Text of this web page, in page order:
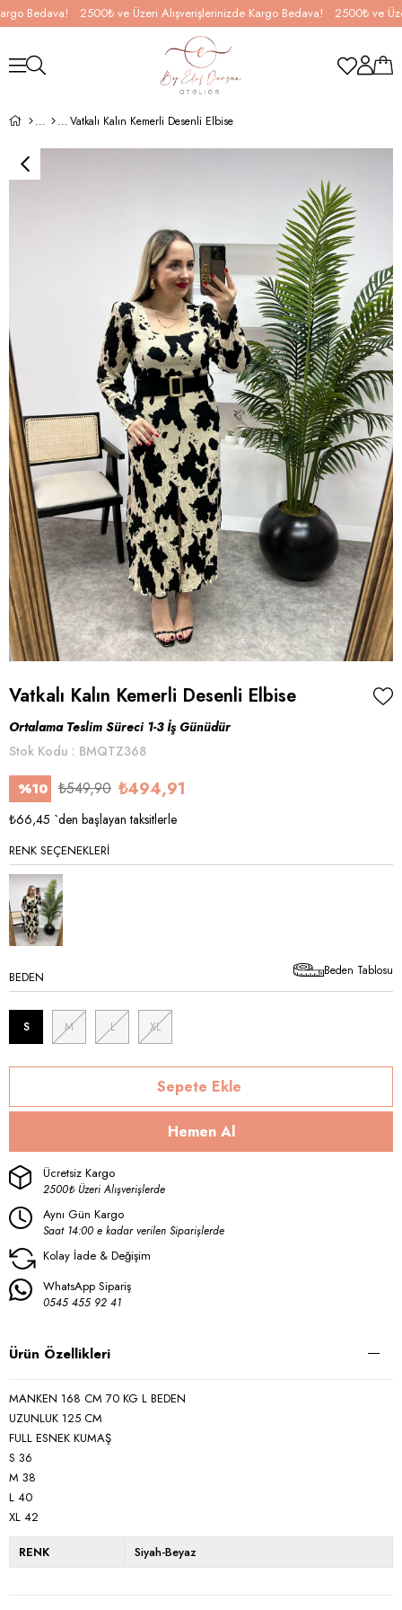
Bedava! 2500₺ ve Üzeri Alışverişlerinizde Kargo Bedava! 2500₺ ve Üzeri
Vatkalı Kalın Kemerli Desenli Elbise
Vatkalı Kalın Kemerli Desenli Elbise
Ortalama Teslim Süreci 1-3 İş Günüdür
Stok Kodu
BMQTZ368
%10
İndirim
₺549,90 ₺494,91
₺66,45 `den başlayan taksitlerle
RENK SEÇENEKLERI
BEDEN
S M L XL
Beden Tablosu
Ücretsiz Kargo
2500₺ Üzeri Alışverişlerde
Aynı Gün Kargo
Saat 14:00 e kadar verilen Siparişlerde
Kolay İade & Değişim
WhatsApp Sipariş
0545 455 92 41
Ürün Özellikleri
MANKEN 168 CM 70 KG L BEDEN
UZUNLUK 125 CM
FULL ESNEK KUMAŞ
S 36
M 38
L 40
XL 42
RENK Siyah-Beyaz